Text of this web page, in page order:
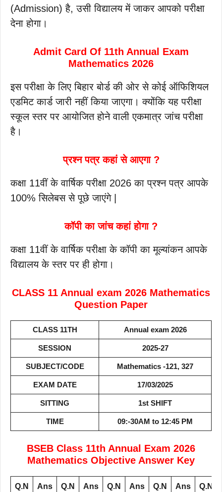
(Admission) है, उसी विद्यालय में जाकर आपको परीक्षा
देना होगा।
Admit Card Of 11th Annual Exam
Mathematics 2026
इस परीक्षा के लिए बिहार बोर्ड की ओर से कोई ऑफिशियल
एडमिट कार्ड जारी नहीं किया जाएगा। क्योंकि यह परीक्षा
स्कूल स्तर पर आयोजित होने वाली एकमात्र जांच परीक्षा
है।
प्रश्न पत्र कहां से आएगा ?
कक्षा 11वीं के वार्षिक परीक्षा 2026 का प्रश्न पत्र आपके
100% सिलेबस से पूछे जाएंगे |
कॉपी का जांच कहां होगा ?
कक्षा 11वीं के वार्षिक परीक्षा के कॉपी का मूल्यांकन आपके
विद्यालय के स्तर पर ही होगा।
CLASS 11 Annual exam 2026 Mathematics
Question Paper
CLASS 11TH Annual exam 2026
SESSION 2025-27
SUBJECT/CODE Mathematics -121, 327
EXAM DATE 17/03/2025
SITTING 1st SHIFT
TIME 09:-30AM to 12:45 PM
BSEB Class 11th Annual Exam 2026
Mathematics Objective Answer Key
Q.N Ans Q.N Ans Q.N Ans Q.N Ans Q.N